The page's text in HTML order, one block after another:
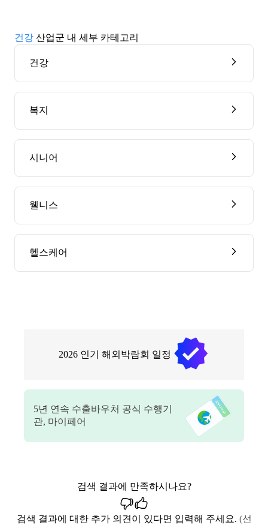
건강 산업군 내 세부 카테고리
건강
복지
시니어
웰니스
헬스케어
2026 인기 해외박람회 일정
5년 연속 수출바우처 공식 수행기
관, 마이페어
검색 결과에 만족하시나요?
검색 결과에 대한 추가 의견이 있다면 입력해 주세요. (선